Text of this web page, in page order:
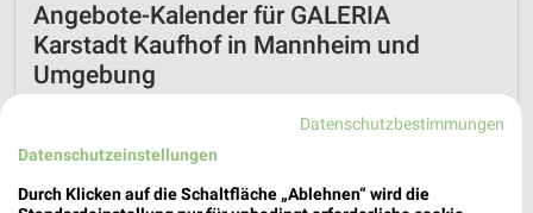
Angebote-Kalender für GALERIA
Karstadt Kaufhof in Mannheim und
Umgebung
03Mo 04Di
Datenschutzbestimmungen
Datenschutzeinstellungen
Durch Klicken auf die Schaltfläche „Ablehnen“ wird die